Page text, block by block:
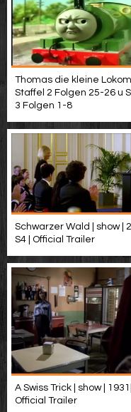
Thomas die kleine
Staffel 2 Folgen 25-26 u
3 Folgen 1-8
Schwarzer Wald | show |
S4 | Official Trailer
A Swiss Trick | show | 1931|
Official Trailer